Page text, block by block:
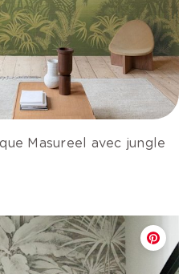
Masureel avec jungle